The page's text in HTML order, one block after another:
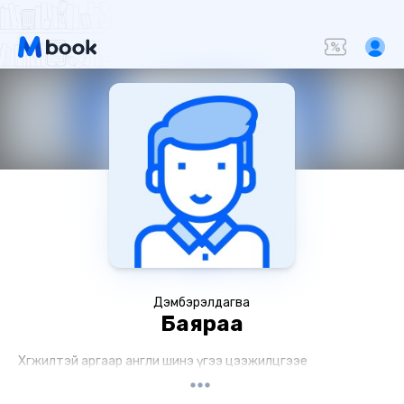
Дэмбэрэлдагва
Баяраа
Хөгжилтэй аргаар англи шинэ үгээ цээжилцгээе